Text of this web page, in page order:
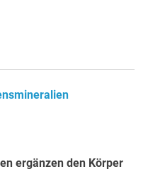
ergänzen den Körper